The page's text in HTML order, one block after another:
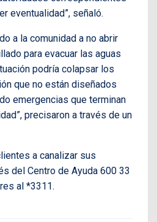
eventualidad”, señaló.
a la comunidad a no abrir
para evacuar las aguas
podría colapsar los
que no están diseñados
emergencias que terminan
precisaron a través de un
a canalizar sus
del Centro de Ayuda 600 33
al *3311.